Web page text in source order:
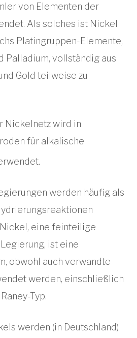
von Elementen der
Als solches ist Nickel
Platingruppen-Elemente,
Palladium, vollständig aus
Gold teilweise zu
Nickelnetz wird in
für alkalische
werden häufig als
eine feinteilige
ist eine
obwohl auch verwandte
werden, einschließlich
Typ.
werden (in Deutschland)